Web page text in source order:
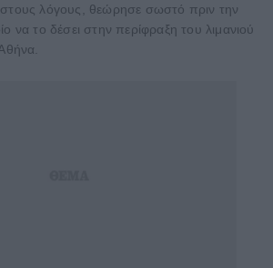
λόγους, θεώρησε σωστό πριν την
να το δέσει στην περίφραξη του λιμανιού